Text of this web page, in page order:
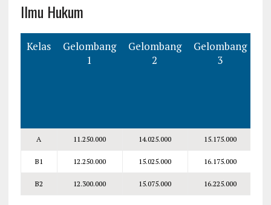
Ilmu Hukum
Kelas
Gelombang
1
Gelombang
2
Gelombang
3
A 11.250.000 14.025.000 15.175.000
B1 12.250.000 15.025.000 16.175.000
B2 12.300.000 15.075.000 16.225.000